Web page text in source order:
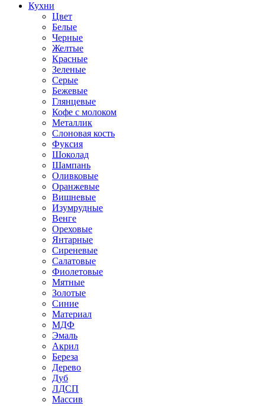
Кухни
Цвет
Белые
Черные
Желтые
Красные
Зеленые
Серые
Бежевые
Глянцевые
Кофе с молоком
Металлик
Слоновая кость
Фуксия
Шоколад
Шампань
Оливковые
Оранжевые
Вишневые
Изумрудные
Венге
Ореховые
Янтарные
Сиреневые
Салатовые
Фиолетовые
Мятные
Золотые
Синие
Материал
МДФ
Эмаль
Акрил
Береза
Дерево
Дуб
ЛДСП
Массив